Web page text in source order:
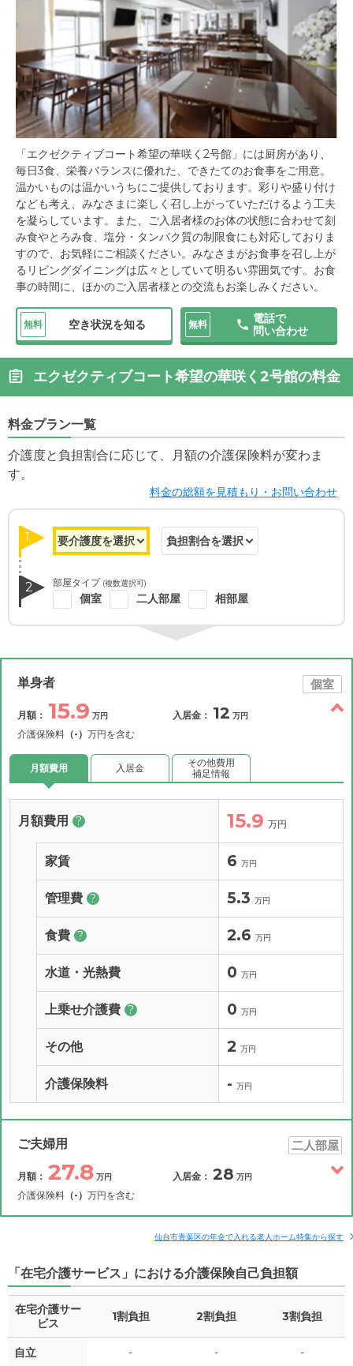
「エクゼクティブコート希望の華咲く2号館」には厨房があり、
毎日3食、栄養バランスに優れた、できたてのお食事をご用意。
温かいものは温かいうちにご提供しております。彩りや盛り付け
なども考え、みなさまに楽しく召し上がっていただけるよう工夫
を凝らしています。また、ご入居者様のお体の状態に合わせて刻
み食やとろみ食、塩分・タンパク質の制限食にも対応しておりま
すので、お気軽にご相談ください。みなさまがお食事を召し上が
るリビングダイニングは広々としていて明るい雰囲気です。お食
事の時間に、ほかのご入居者様との交流もお楽しみください。
無料 空き状況を知る 無料
電話で
問い合わせ
エクゼクティブコート希望の華咲く2号館の料金
料金プラン一覧
介護度と負担割合に応じて、月額の介護保険料が変わま
す。
料金の総額を見積もり・お問い合わせ
1
2 部屋タイプ (複数選択可)
個室 二人部屋 相部屋
単身者 個室
月額： 15.9 万円
介護保険料 （-） 万円を含む
入居金： 12 万円
月額費用 入居金
その他費用
補足情報
月額費用 ? 15.9 万円
家賃 6 万円
管理費 ? 5.3 万円
食費 ? 2.6 万円
水道・光熱費 0 万円
上乗せ介護費 ? 0 万円
その他 2 万円
介護保険料 - 万円
ご夫婦用 二人部屋
月額： 27.8 万円
介護保険料 （-） 万円を含む
入居金： 28 万円
補足情報
月額費用 ? 27.8 万円
家賃 7.5
仙台市青葉区の年金で入れる老人ホーム特集から探す
「在宅介護サービス」における介護保険自己負担額
在宅介護サー
ビス
1割負担 2割負担 3割負担
自立 - - -